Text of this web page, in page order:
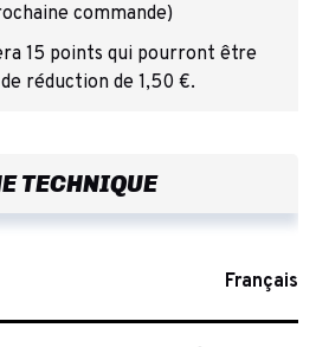
commande)
15 points qui pourront être
réduction de 1,50 €.
TECHNIQUE
Français